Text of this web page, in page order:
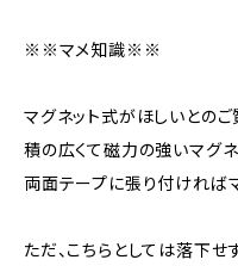
※※マメ知識※※
マグネット式がほしいとのご
積の広くて磁力の強いマグ
両面テープに張り付ければ
ただ、こちらとしては落下